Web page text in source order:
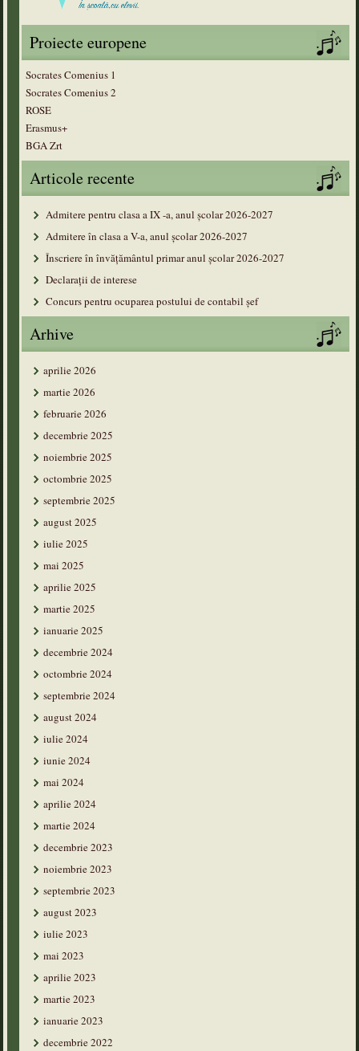
Proiecte europene
Socrates Comenius 1
Socrates Comenius 2
ROSE
Erasmus+
BGA Zrt
Articole recente
Admitere pentru clasa a IX -a, anul școlar 2026-2027
Admitere în clasa a V-a, anul şcolar 2026-2027
Înscriere în învățământul primar anul şcolar 2026-2027
Declarații de interese
Concurs pentru ocuparea postului de contabil șef
Arhive
aprilie 2026
martie 2026
februarie 2026
decembrie 2025
noiembrie 2025
octombrie 2025
septembrie 2025
august 2025
iulie 2025
mai 2025
aprilie 2025
martie 2025
ianuarie 2025
decembrie 2024
octombrie 2024
septembrie 2024
august 2024
iulie 2024
iunie 2024
mai 2024
aprilie 2024
martie 2024
decembrie 2023
noiembrie 2023
septembrie 2023
august 2023
iulie 2023
mai 2023
aprilie 2023
martie 2023
ianuarie 2023
decembrie 2022